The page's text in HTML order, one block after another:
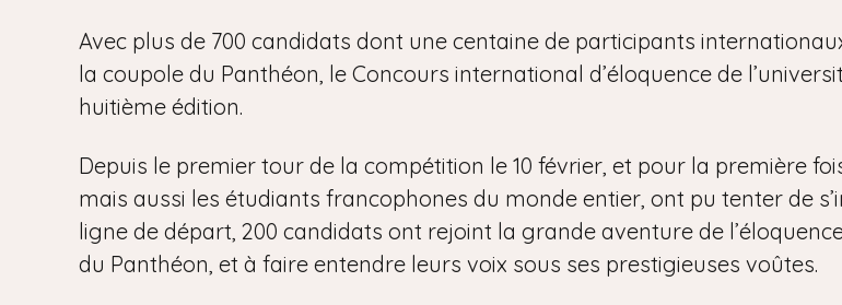
Avec plus de 700 candidats dont une centaine de participants
la coupole du Panthéon, le Concours international d’éloquence de
huitième édition.
Depuis le premier tour de la compétition le 10 février, et pour la première
mais aussi les étudiants francophones du monde entier, ont pu tenter de
ligne de départ, 200 candidats ont rejoint la grande aventure de
du Panthéon, et à faire entendre leurs voix sous ses prestigieuses voûtes.